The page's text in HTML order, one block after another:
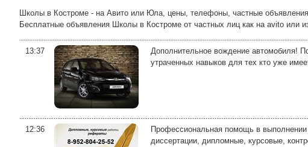
Школы в Костроме - на Авито или Юла, цены, телефоны, частные
Бесплатные объявления Школы в Костроме от частных лиц как на avito или
13:37
Дополнительное вождение автомобиля!
утраченных навыков для тех кто уже
12:36
Профессиональная помощь в выполнении
диссертации, дипломные, курсовые,